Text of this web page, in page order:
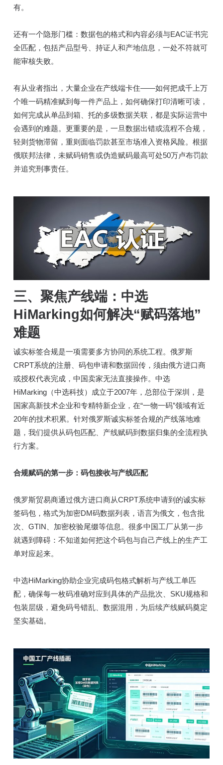
有。
还有一个隐形门槛：数据包的格式和内容必须与EAC证书完
全匹配，包括产品型号、持证人和产地信息，一处不符就可
能审核失败。
有从业者指出，大量企业在产线端卡住——如何把成千上万
个唯一码精准赋到每一件产品上，如何确保打印清晰可读，
如何完成从单品到箱、托的多级数据关联，都是实际运营中
会遇到的难题。更重要的是，一旦数据出错或流程不合规，
轻则货物滞留，重则面临罚款甚至市场准入资格风险。根据
俄联邦法律，未赋码销售或伪造赋码最高可处50万卢布罚款
并追究刑事责任。
三、聚焦产线端：中选
HiMarking如何解决“赋码落地”
难题
诚实标签合规是一项需要多方协同的系统工程。俄罗斯
CRPT系统的注册、码包申请和数据回传，须由俄方进口商
或授权代表完成，中国卖家无法直接操作。中选
HiMarking（中选科技）成立于2007年，总部位于深圳，是
国家高新技术企业和专精特新企业，在“一物一码”领域有近
20年的技术积累。针对俄罗斯诚实标签合规的产线落地难
题，我们提供从码包匹配、产线赋码到数据归集的全流程执
行方案。
合规赋码的第一步：码包接收与产线匹配
俄罗斯贸易商通过俄方进口商从CRPT系统申请到的诚实标
签码包，格式为加密DM码数据列表，语言为俄文，包含批
次、GTIN、加密校验尾缀等信息。很多中国工厂从第一步
就遇到障碍：不知道如何把这个码包与自己产线上的生产工
单对应起来。
中选HiMarking协助企业完成码包格式解析与产线工单匹
配，确保每一枚码准确对应到具体的产品批次、SKU规格和
包装层级，避免码号错乱、数据混用，为后续产线赋码奠定
坚实基础。